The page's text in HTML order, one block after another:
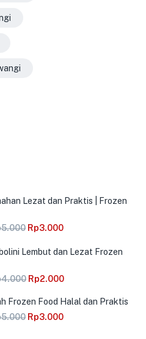
Lezat dan Praktis | Frozen
5.000 Rp3.000
Lembut dan Lezat Frozen
4.000 Rp2.000
Frozen Food Halal dan Praktis
5.000 Rp3.000